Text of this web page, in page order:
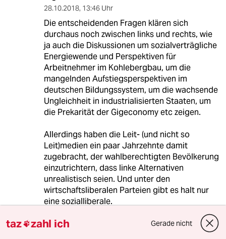
28.10.2018, 13:46 Uhr
Die entscheidenden Fragen klären sich
durchaus noch zwischen links und rechts, wie
ja auch die Diskussionen um sozialverträgliche
Energiewende und Perspektiven für
Arbeitnehmer im Kohlebergbau, um die
mangelnden Aufstiegsperspektiven im
deutschen Bildungssystem, um die wachsende
Ungleichheit in industrialisierten Staaten, um
die Prekarität der Gigeconomy etc zeigen.
Allerdings haben die Leit- (und nicht so
Leit)medien ein paar Jahrzehnte damit
zugebracht, der wahlberechtigten Bevölkerung
einzutrichtern, dass linke Alternativen
unrealistisch seien. Und unter den
wirtschaftsliberalen Parteien gibt es halt nur
eine sozialliberale.
taz zahl ich Gerade nicht